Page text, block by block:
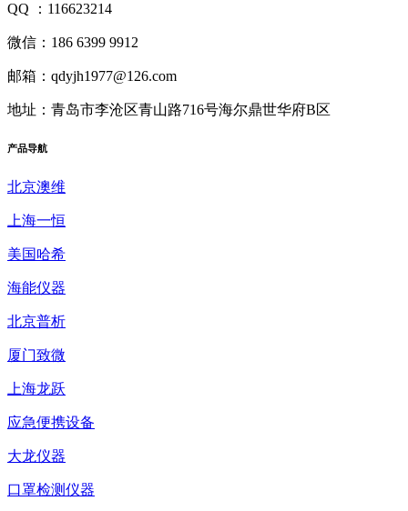
QQ ：116623214
微信：186 6399 9912
邮箱：qdyjh1977@126.com
地址：青岛市李沧区青山路716号海尔鼎世华府B区
产品导航
北京澳维
上海一恒
美国哈希
海能仪器
北京普析
厦门致微
上海龙跃
应急便携设备
大龙仪器
口罩检测仪器